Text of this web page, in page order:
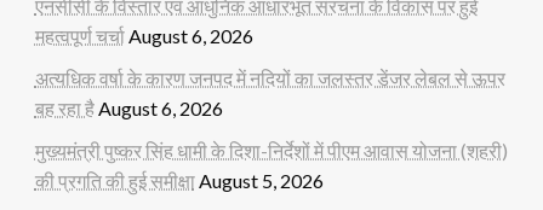
एनसीसी के विस्तार एवं आधुनिक आधारभूत संरचना के विकास पर हुई
महत्वपूर्ण चर्चाAugust 6, 2026
अत्यधिक वर्षा के कारण जनपद में नदियों का जलस्तर डेंजर लेबल से ऊपर
बह रहा हैAugust 6, 2026
मुख्यमंत्री पुष्कर सिंह धामी के दिशा-निर्देशों में पीएम आवास योजना (शहरी)
की प्रगति की हुई समीक्षाAugust 5, 2026